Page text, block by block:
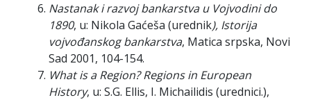
Nastanak i razvoj bankarstva u Vojvodini do
1890, u: Nikola Gaćeša (urednik), Istorija
vojvođanskog bankarstva, Matica srpska, Novi
Sad 2001, 104-154.
What is a Region? Regions in European
History, u: S.G. Ellis, I. Michailidis (urednici.),